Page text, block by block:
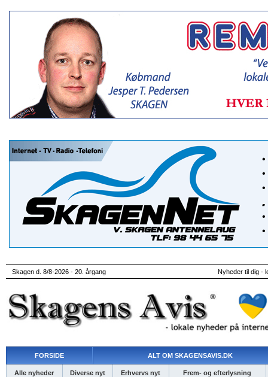
Skagen d. 8/8-2026 - 20. årgang Nyheder til dig -
FORSIDE ALT OM SKAGENSAVIS.DK
Alle nyheder Diverse nyt Erhvervs nyt Frem- og efterlysning